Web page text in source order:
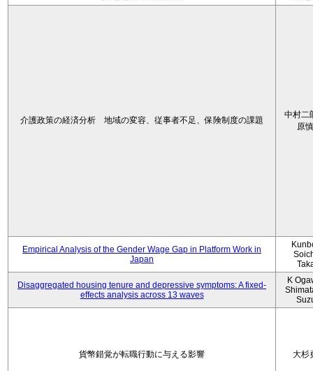
介護政策の経済分析 地域の変容、従事者不足、保険制度の課題
中村二
原
Empirical Analysis of the Gender Wage Gap in Platform Work in
Japan
Disaggregated housing tenure and depressive symptoms: A fixed-
effects analysis across 13 waves
K
貨幣錯覚が転職行動に与える影響 大杉